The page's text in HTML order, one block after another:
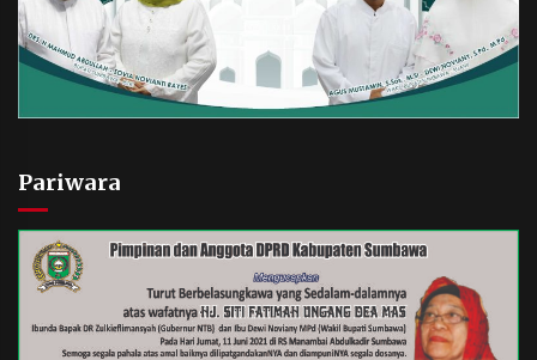
Pariwara